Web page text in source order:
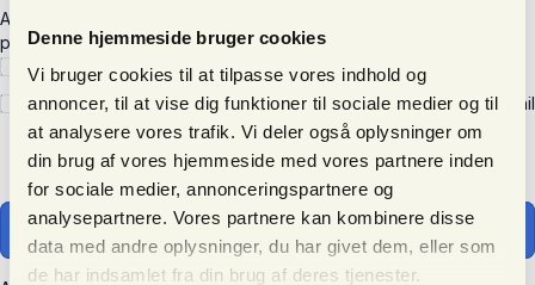
Denne hjemmeside bruger cookies
Vi bruger cookies til at tilpasse vores indhold og
annoncer, til at vise dig funktioner til sociale medier og til
at analysere vores trafik. Vi deler også oplysninger om
din brug af vores hjemmeside med vores partnere inden
for sociale medier, annonceringspartnere og
analysepartnere. Vores partnere kan kombinere disse
data med andre oplysninger, du har givet dem, eller som
de har indsamlet fra din brug af deres tjenester.
After clicking 'Continue' you will be redirected to complete your
purchase securely with Quickpay v10.
I understand and agree to
Yes, please send me important news and special offers via email
(recommended)
Unsubscribe any time.
Continue